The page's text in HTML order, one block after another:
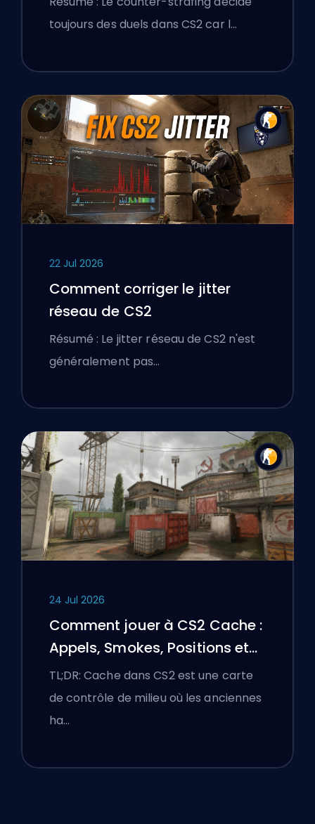
toujours des duels dans CS2 car l…
22 Jul 2026
Comment corriger le jitter
réseau de CS2
Résumé : Le jitter réseau de CS2 n'est
généralement pas…
24 Jul 2026
Comment jouer à CS2 Cache :
Appels, Smokes, Positions et
Conseils Premier
TL;DR: Cache dans CS2 est une carte
de contrôle de milieu où les anciennes
ha…